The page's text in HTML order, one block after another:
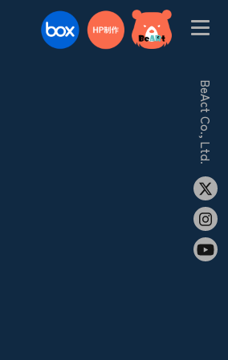
BeAct Co., Ltd.